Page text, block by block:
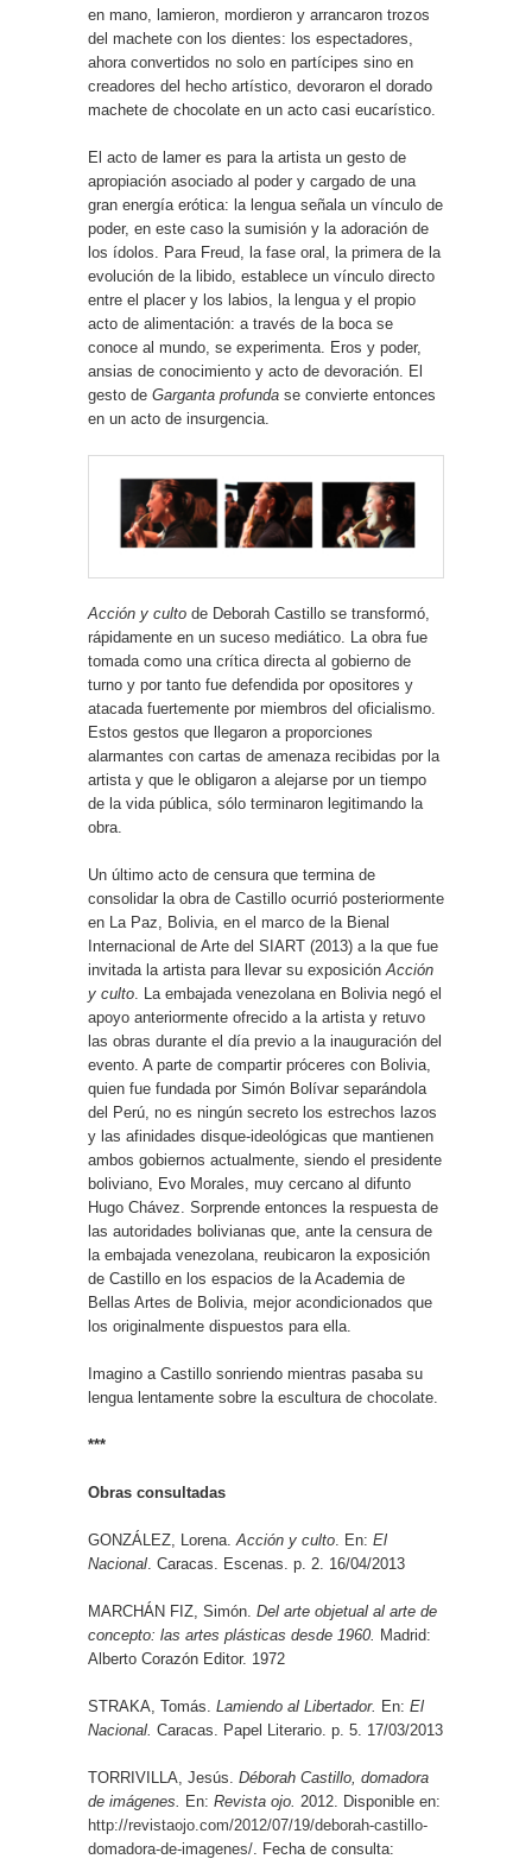
en mano, lamieron, mordieron y arrancaron trozos
del machete con los dientes: los espectadores,
ahora convertidos no solo en partícipes sino en
creadores del hecho artístico, devoraron el dorado
machete de chocolate en un acto casi eucarístico.
El acto de lamer es para la artista un gesto de
apropiación asociado al poder y cargado de una
gran energía erótica: la lengua señala un vínculo de
poder, en este caso la sumisión y la adoración de
los ídolos. Para Freud, la fase oral, la primera de la
evolución de la libido, establece un vínculo directo
entre el placer y los labios, la lengua y el propio
acto de alimentación: a través de la boca se
conoce al mundo, se experimenta. Eros y poder,
ansias de conocimiento y acto de devoración. El
gesto de Garganta profunda se convierte entonces
en un acto de insurgencia.
Acción y culto de Deborah Castillo se transformó,
rápidamente en un suceso mediático. La obra fue
tomada como una crítica directa al gobierno de
turno y por tanto fue defendida por opositores y
atacada fuertemente por miembros del oficialismo.
Estos gestos que llegaron a proporciones
alarmantes con cartas de amenaza recibidas por la
artista y que le obligaron a alejarse por un tiempo
de la vida pública, sólo terminaron legitimando la
obra.
Un último acto de censura que termina de
consolidar la obra de Castillo ocurrió posteriormente
en La Paz, Bolivia, en el marco de la Bienal
Internacional de Arte del SIART (2013) a la que fue
invitada la artista para llevar su exposición Acción
y culto . La embajada venezolana en Bolivia negó el
apoyo anteriormente ofrecido a la artista y retuvo
las obras durante el día previo a la inauguración del
evento. A parte de compartir próceres con Bolivia,
quien fue fundada por Simón Bolívar separándola
del Perú, no es ningún secreto los estrechos lazos
y las afinidades disque-ideológicas que mantienen
ambos gobiernos actualmente, siendo el presidente
boliviano, Evo Morales, muy cercano al difunto
Hugo Chávez. Sorprende entonces la respuesta de
las autoridades bolivianas que, ante la censura de
la embajada venezolana, reubicaron la exposición
de Castillo en los espacios de la Academia de
Bellas Artes de Bolivia, mejor acondicionados que
los originalmente dispuestos para ella.
Imagino a Castillo sonriendo mientras pasaba su
lengua lentamente sobre la escultura de chocolate.
***
Obras consultadas
GONZÁLEZ, Lorena. Acción y culto . En: El
Nacional . Caracas. Escenas. p. 2. 16/04/2013
MARCHÁN FIZ, Simón. Del arte objetual al arte de
concepto: las artes plásticas desde 1960.
Madrid:
Alberto Corazón Editor. 1972
STRAKA, Tomás. Lamiendo al Libertador. En: El
Nacional. Caracas. Papel Literario. p. 5. 17/03/2013
TORRIVILLA, Jesús. Déborah Castillo, domadora
de imágenes.
En: Revista ojo. 2012. Disponible en:
http://revistaojo.com/2012/07/19/deborah-castillo-
domadora-de-imagenes/ . Fecha de consulta: